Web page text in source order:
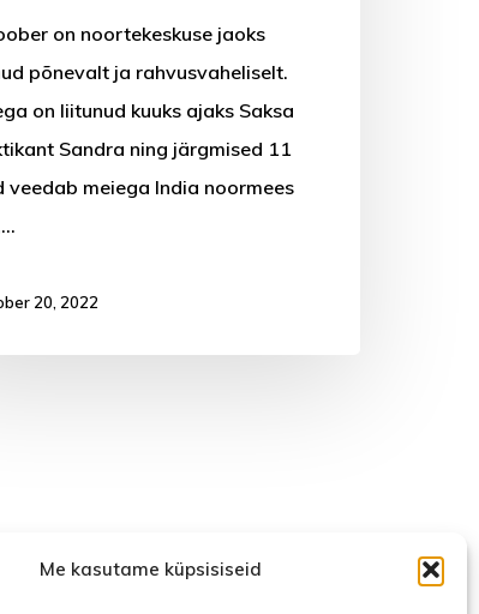
Me kasutame küpsisiseid
on noortekeskuse jaoks
põnevalt ja rahvusvaheliselt.
on liitunud kuuks ajaks Saksa
Sandra ning järgmised 11
veedab meiega India noormees
20, 2022